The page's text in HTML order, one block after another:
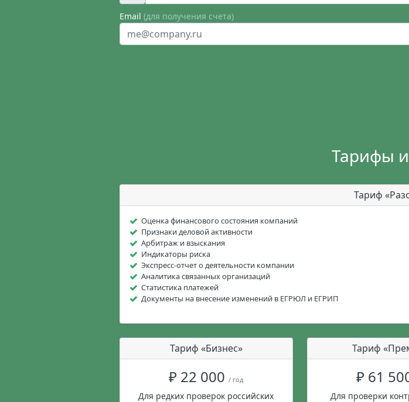
Email (для получения счета)
Тарифы
Тариф
Оценка финансового состояния компаний
Признаки деловой активности
Арбитраж и взыскания
Индикаторы риска
Экспресс-отчет о деятельности компании
Аналитика связанных организаций
Статистика платежей
Документы на внесение изменений в ЕГРЮЛ и ЕГРИП
Тариф «Бизнес»
₽ 22 000/ год
Для редких проверок российских
Тариф
₽ 61
Для проверки